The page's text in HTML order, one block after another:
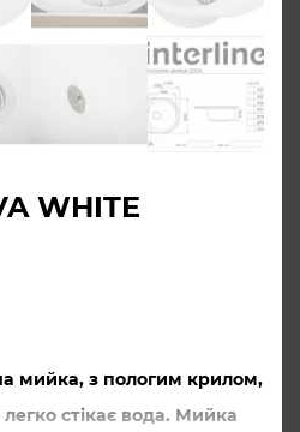
WHITE
мийка, з пологим крилом,
легко стікає вода. Мийка